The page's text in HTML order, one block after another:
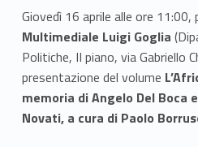
Giovedì 16 aprile alle ore 11:00,
Multimediale Luigi Goglia
Politiche, II piano, via Gabriello
presentazione del volume
memoria di Angelo Del Boca
Novati, a cura di Paolo